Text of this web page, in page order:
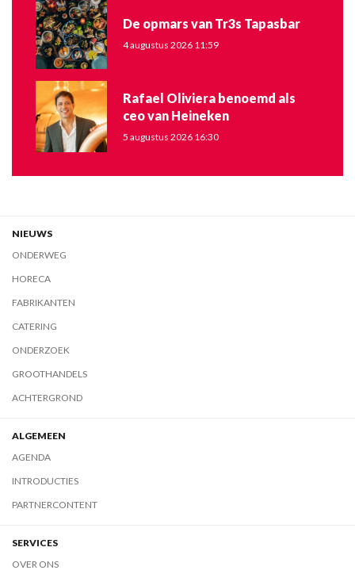
De opmars van Tr3s Tapasbar
4 augustus 2026 11:59
Rafael Oliviera benoemd als
ceo van Heineken
5 augustus 2026 16:30
NIEUWS
ONDERWEG
HORECA
FABRIKANTEN
CATERING
ONDERZOEK
GROOTHANDELS
ACHTERGROND
ALGEMEEN
AGENDA
INTRODUCTIES
PARTNERCONTENT
SERVICES
OVER ONS